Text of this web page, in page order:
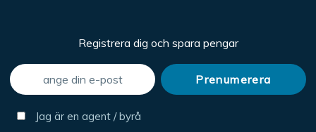
Registrera dig och spara pengar
Jag är en agent / byrå